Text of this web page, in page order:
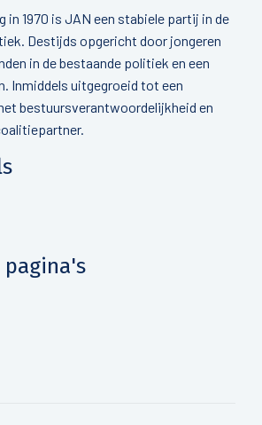
in 1970 is JAN een stabiele partij in de
Destijds opgericht door jongeren
in de bestaande politiek en een
Inmiddels uitgegroeid tot een
bestuursverantwoordelijkheid en
pagina's